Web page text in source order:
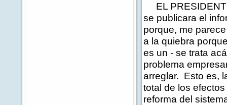
EL
se publicara el
porque, me
a la quiebra
es un - se trata
problema
arreglar. Esto es,
total de los
reforma del